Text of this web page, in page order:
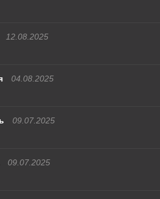
12.08.2025
04.08.2025
09.07.2025
09.07.2025